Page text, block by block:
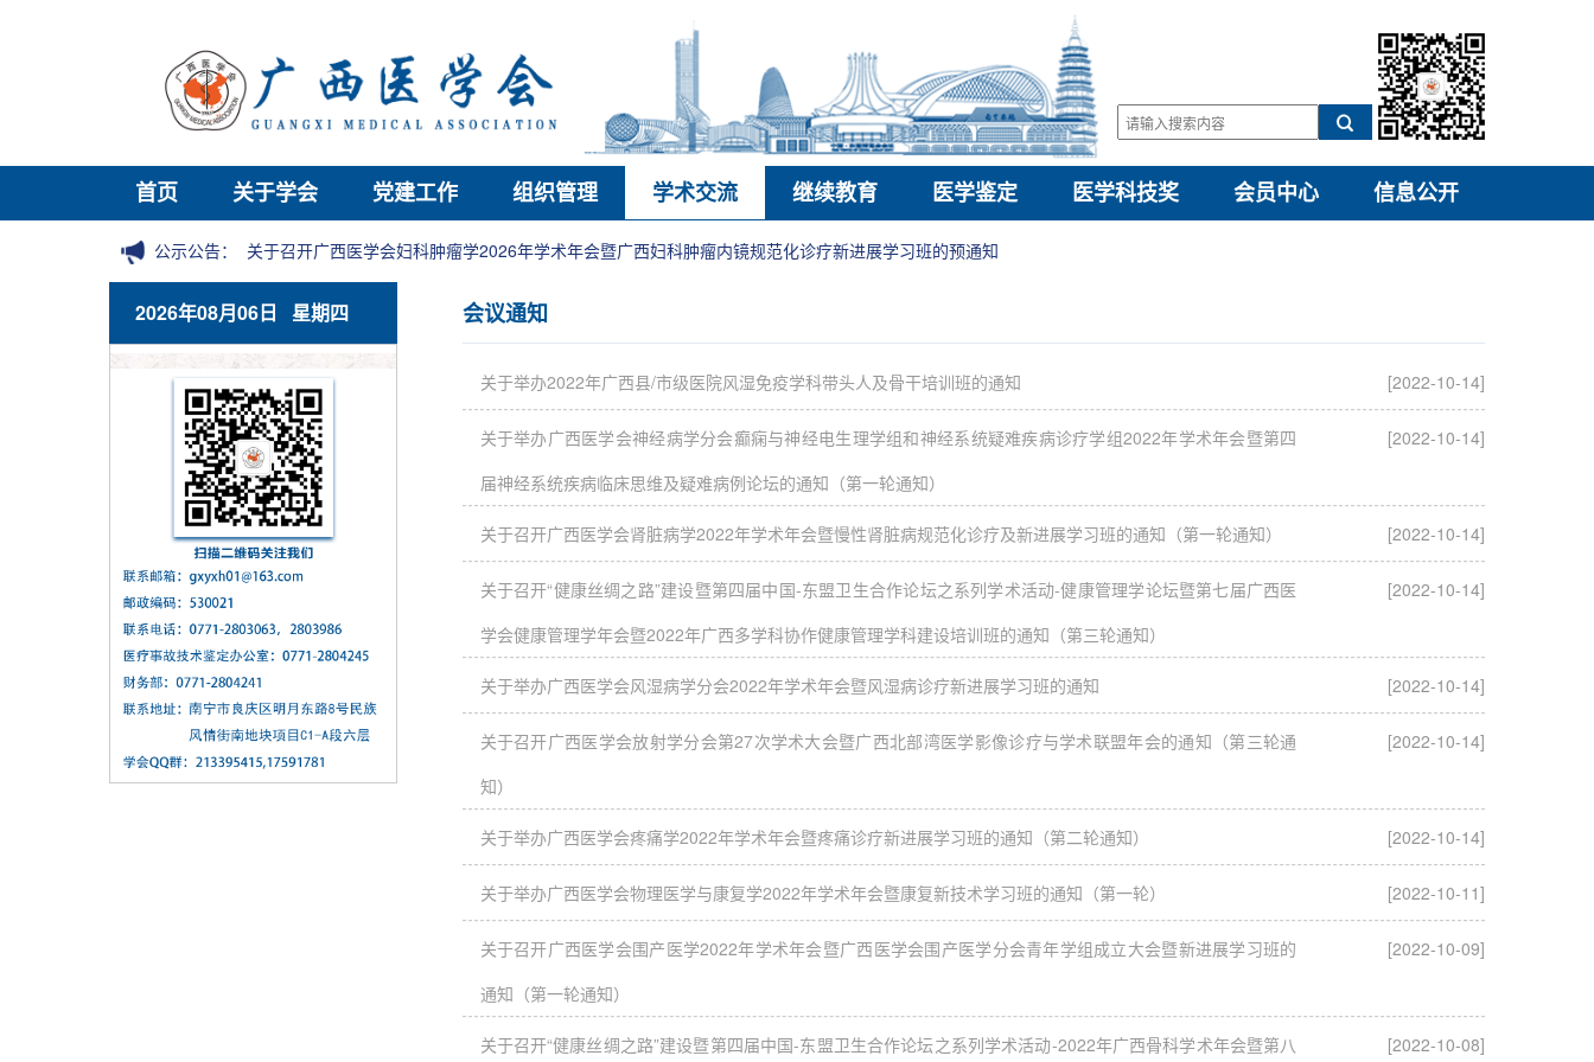
首页 关于学会 党建工作 组织管理 学术交流 继续教育 医学鉴定 医学科技奖 会员中心 信息公开
公示公告： 关于召开广西医学会妇科肿瘤学2026年学术年会暨广西妇科肿瘤内镜规范化诊疗新进展学习班的预通知
2026年08月06日 星期四 会议通知
关于举办2022年广西县/市级医院风湿免疫学科带头人及骨干培训班的通知 [2022-10-14]
关于举办广西医学会神经病学分会癫痫与神经电生理学组和神经系统疑难疾病诊疗学组2022年学术年会暨第四
届神经系统疾病临床思维及疑难病例论坛的通知（第一轮通知）
[2022-10-14]
关于召开广西医学会肾脏病学2022年学术年会暨慢性肾脏病规范化诊疗及新进展学习班的通知（第一轮通知） [2022-10-14]
关于召开“健康丝绸之路”建设暨第四届中国-东盟卫生合作论坛之系列学术活动-健康管理学论坛暨第七届广西医
学会健康管理学年会暨2022年广西多学科协作健康管理学科建设培训班的通知（第三轮通知）
[2022-10-14]
关于举办广西医学会风湿病学分会2022年学术年会暨风湿病诊疗新进展学习班的通知 [2022-10-14]
关于召开广西医学会放射学分会第27次学术大会暨广西北部湾医学影像诊疗与学术联盟年会的通知（第三轮通
知）
[2022-10-14]
关于举办广西医学会疼痛学2022年学术年会暨疼痛诊疗新进展学习班的通知（第二轮通知） [2022-10-14]
关于举办广西医学会物理医学与康复学2022年学术年会暨康复新技术学习班的通知（第一轮） [2022-10-11]
关于召开广西医学会围产医学2022年学术年会暨广西医学会围产医学分会青年学组成立大会暨新进展学习班的
通知（第一轮通知）
[2022-10-09]
关于召开“健康丝绸之路”建设暨第四届中国-东盟卫生合作论坛之系列学术活动-2022年广西骨科学术年会暨第八 [2022-10-08]